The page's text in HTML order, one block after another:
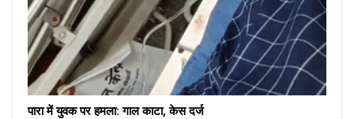
पारा में युवक पर हमला: गाल काटा, केस दर्ज